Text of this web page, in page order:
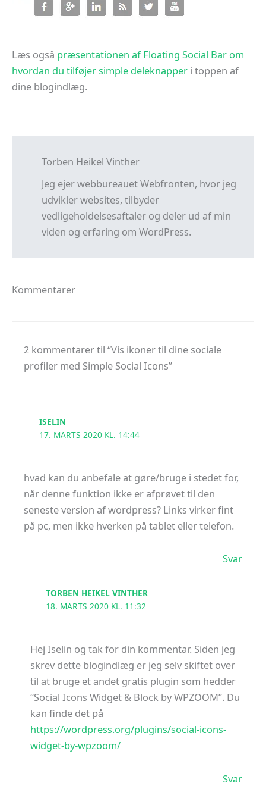
Læs også præsentationen af Floating Social Bar om
hvordan du tilføjer simple deleknapper i toppen af
dine blogindlæg.
Torben Heikel Vinther
Jeg ejer webbureauet Webfronten, hvor jeg
udvikler websites, tilbyder
vedligeholdelsesaftaler og deler ud af min
viden og erfaring om WordPress.
Kommentarer
2 kommentarer til “Vis ikoner til dine sociale
profiler med Simple Social Icons”
ISELIN
17. MARTS 2020 KL. 14:44
hvad kan du anbefale at gøre/bruge i stedet for,
når denne funktion ikke er afprøvet til den
seneste version af wordpress? Links virker fint
på pc, men ikke hverken på tablet eller telefon.
Svar
TORBEN HEIKEL VINTHER
18. MARTS 2020 KL. 11:32
Hej Iselin og tak for din kommentar. Siden jeg
skrev dette blogindlæg er jeg selv skiftet over
til at bruge et andet gratis plugin som hedder
“Social Icons Widget & Block by WPZOOM”. Du
kan finde det på
https://wordpress.org/plugins/social-icons-
widget-by-wpzoom/
Svar